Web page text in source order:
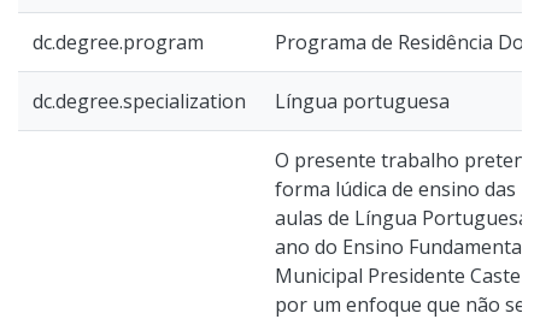
dc.degree.program Programa de Residência
dc.degree.specialization Língua portuguesa
O presente trabalho
forma lúdica de ensino das
aulas de Língua Portuguesa,
ano do Ensino Fundamental,
Municipal Presidente
por um enfoque que não se